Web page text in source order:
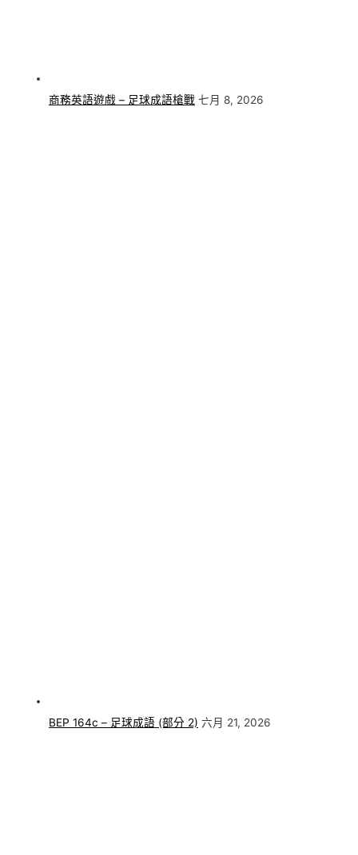
商務英語遊戲 – 足球成語槍戰 七月 8, 2026
BEP 164c – 足球成語 (部分 2) 六月 21, 2026